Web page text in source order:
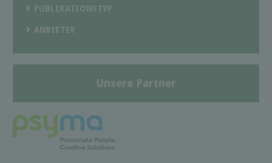
PUBLIKATIONSTYP
ANBIETER
Unsere Partner